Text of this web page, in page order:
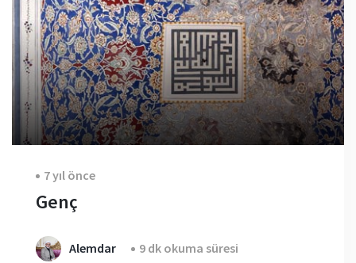
7 yıl önce
Genç
Alemdar 9 dk okuma süresi